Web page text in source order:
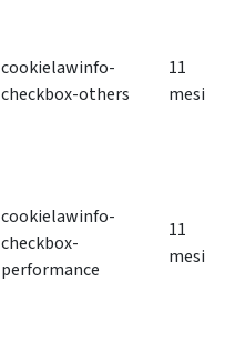
cookielawinfo-
checkbox-others
11
mesi
cookielawinfo-
checkbox-
performance
11
mesi